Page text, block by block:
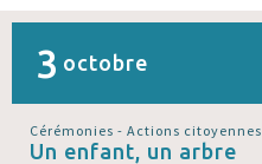
3 octobre
Cérémonies - Actions citoyennes
Un enfant, un arbre